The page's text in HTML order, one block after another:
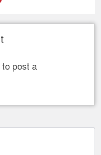
to post a